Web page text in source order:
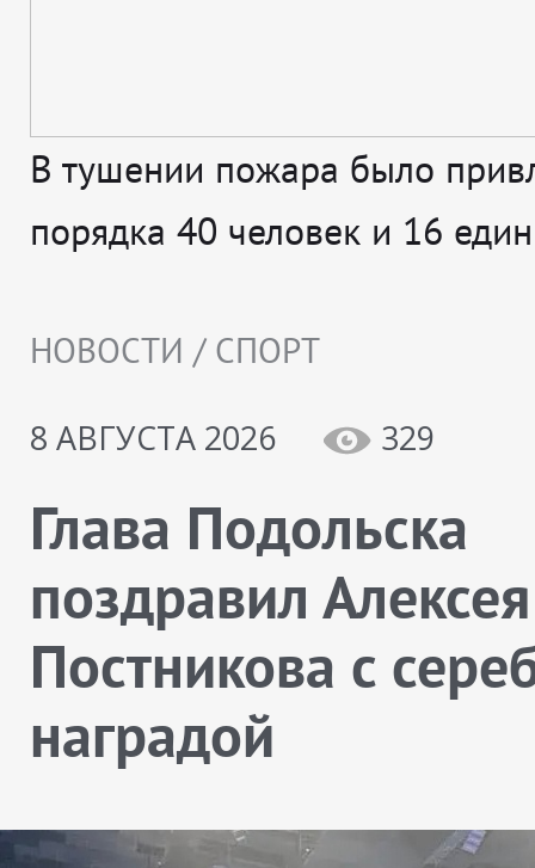
В тушении пожара было
порядка 40 человек и 16
НОВОСТИ / СПОРТ
8 АВГУСТА 2026
329
Глава Подольска
поздравил Алексея
Постникова с
наградой